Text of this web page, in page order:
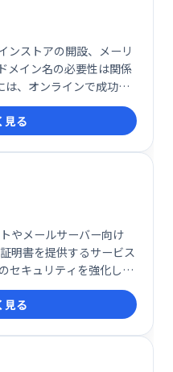
ンストアの開設、メーリ
メイン名の必要性は関係
、オンラインで成功す
が揃っています。
見る
やメールサーバー向け
明書を提供するサービス
セキュリティを強化し、
す。無料なので、まずは
見る